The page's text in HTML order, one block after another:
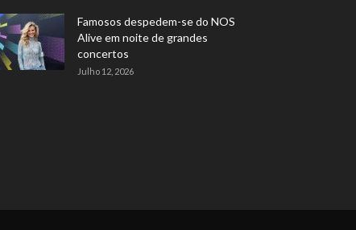
Famosos despedem-se do NOS
Alive em noite de grandes
concertos
Julho 12, 2026